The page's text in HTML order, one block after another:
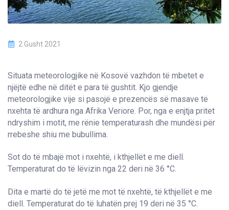
2 Gusht 2021
Situata meteorologjike në Kosovë vazhdon të mbetet e
njëjtë edhe në ditët e para të gushtit. Kjo gjendje
meteorologjike vije si pasojë e prezencës së masave të
nxehta të ardhura nga Afrika Veriore. Por, nga e enjtja pritet
ndryshim i motit, me rënie temperaturash dhe mundësi për
rrebeshe shiu me bubullima.
Sot do të mbajë mot i nxehtë, i kthjellët e me diell.
Temperaturat do të lëvizin nga 22 deri në 36 °C.
Dita e martë do të jetë me mot të nxehtë, të kthjellët e me
diell. Temperaturat do të luhatën prej 19 deri në 35 °C.